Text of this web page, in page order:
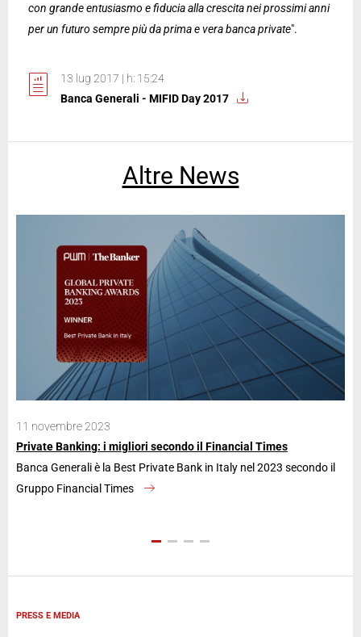
con grande entusiasmo e fiducia alla crescita nei prossimi anni
per un futuro sempre più da prima e vera banca private".
13 lug 2017 | h: 15:24
Banca Generali - MIFID Day 2017
Altre News
11 novembre 2023
Private Banking: i migliori secondo il Financial Times
Banca Generali è la Best Private Bank in Italy nel 2023 secondo il
Gruppo Financial Times
PRESS E MEDIA